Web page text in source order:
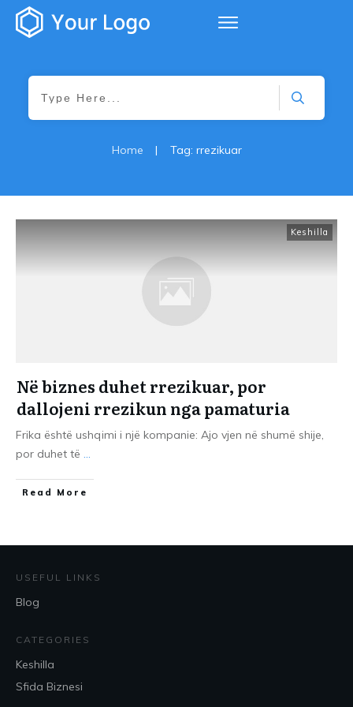
Home | Tag: rrezikuar
Keshilla
Në biznes duhet rrezikuar, por
dallojeni rrezikun nga pamaturia
Frika është ushqimi i një kompanie: Ajo vjen në shumë shije,
por duhet të ...
​Read More
USEFUL LINKS
Blog
CATEGORIES
Keshilla
Sfida Biznesi